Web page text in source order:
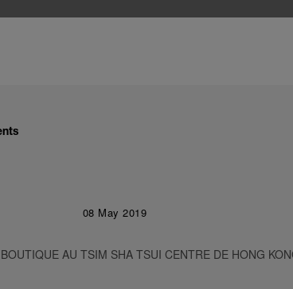
08 May 2019
AU TSIM SHA TSUI CENTRE DE HONG